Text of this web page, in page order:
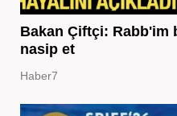
Bakan Çiftçi: Rabb'im
nasip et
Haber7